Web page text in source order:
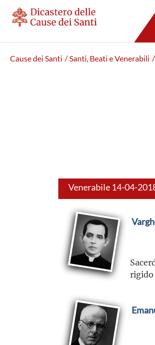
Cause dei Santi / Santi, Beati e Venerabili
Venerabile 14-04-
rigido